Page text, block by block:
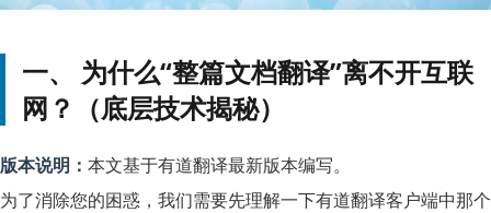
一、 为什么“整篇文档翻译”离不开互联
网？（底层技术揭秘）
版本说明： 本文基于有道翻译最新版本编写。
为了消除您的困惑，我们需要先理解一下有道翻译客户端中那个